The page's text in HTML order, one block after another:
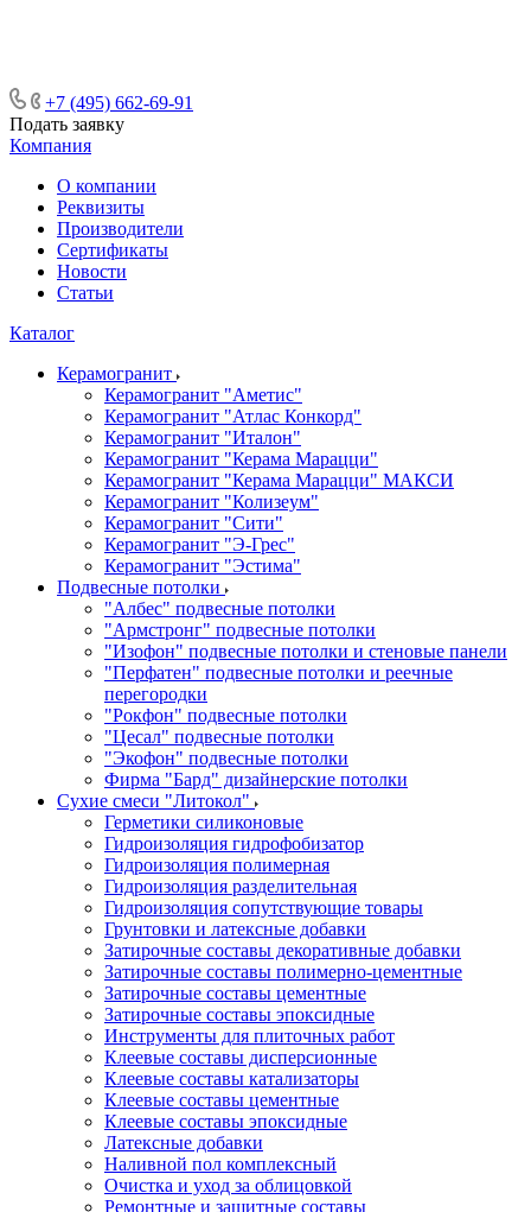
+7 (495) 662-69-91
Подать заявку
Компания
О компании
Реквизиты
Производители
Сертификаты
Новости
Статьи
Каталог
Керамогранит
Керамогранит "Аметис"
Керамогранит "Атлас Конкорд"
Керамогранит "Италон"
Керамогранит "Керама Марацци"
Керамогранит "Керама Марацци" МАКСИ
Керамогранит "Колизеум"
Керамогранит "Сити"
Керамогранит "Э-Грес"
Керамогранит "Эстима"
Подвесные потолки
"Албес" подвесные потолки
"Армстронг" подвесные потолки
"Изофон" подвесные потолки и стеновые панели
"Перфатен" подвесные потолки и реечные
перегородки
"Рокфон" подвесные потолки
"Цесал" подвесные потолки
"Экофон" подвесные потолки
Фирма "Бард" дизайнерские потолки
Сухие смеси "Литокол"
Герметики силиконовые
Гидроизоляция гидрофобизатор
Гидроизоляция полимерная
Гидроизоляция разделительная
Гидроизоляция сопутствующие товары
Грунтовки и латексные добавки
Затирочные составы декоративные добавки
Затирочные составы полимерно-цементные
Затирочные составы цементные
Затирочные составы эпоксидные
Инструменты для плиточных работ
Клеевые составы дисперсионные
Клеевые составы катализаторы
Клеевые составы цементные
Клеевые составы эпоксидные
Латексные добавки
Наливной пол комплексный
Очистка и уход за облицовкой
Ремонтные и защитные составы